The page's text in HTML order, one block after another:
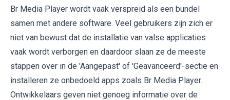
Br Media Player wordt vaak verspreid als een bundel
samen met andere software. Veel gebruikers zijn zich er
niet van bewust dat de installatie van valse applicaties
vaak wordt verborgen en daardoor slaan ze de meeste
stappen over in de 'Aangepast' of 'Geavanceerd'-sectie en
installeren ze onbedoeld apps zoals Br Media Player.
Ontwikkelaars geven niet genoeg informatie over de